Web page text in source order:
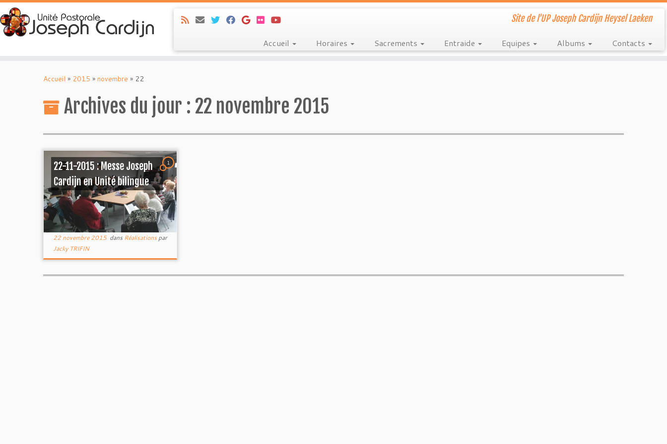
Site de l'UP Joseph Cardijn Heysel Laeken
Accueil Horaires Sacrements Entraide Equipes Albums Contacts
Accueil » 2015 » novembre » 22
Archives du jour : 22 novembre 2015
1
22-11-2015 : Messe Joseph
Cardijn en Unité bilingue
22 novembre 2015dans Réalisations par
Jacky TRIFIN